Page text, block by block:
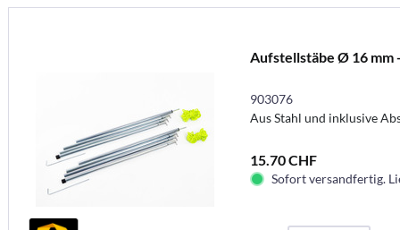
Aufstellstäbe Ø 16 mm
903076
Aus Stahl und inklusive
15.70 CHF
Sofort versandfertig.